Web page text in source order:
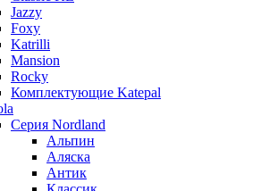
Jazzy
Foxy
Katrilli
Mansion
Rocky
Комплектующие Katepal
Серия Nordland
Альпин
Аляска
Антик